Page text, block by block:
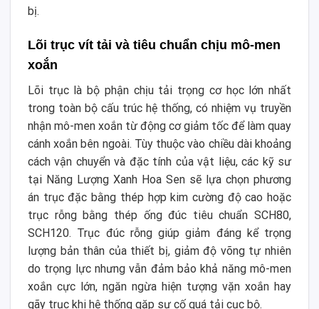
bị.
Lõi trục vít tải và tiêu chuẩn chịu mô-men
xoắn
Lõi trục là bộ phận chịu tải trọng cơ học lớn nhất
trong toàn bộ cấu trúc hệ thống, có nhiệm vụ truyền
nhận mô-men xoắn từ động cơ giảm tốc để làm quay
cánh xoắn bên ngoài. Tùy thuộc vào chiều dài khoảng
cách vận chuyển và đặc tính của vật liệu, các kỹ sư
tại Năng Lượng Xanh Hoa Sen sẽ lựa chọn phương
án trục đặc bằng thép hợp kim cường độ cao hoặc
trục rỗng bằng thép ống đúc tiêu chuẩn SCH80,
SCH120. Trục đúc rỗng giúp giảm đáng kể trọng
lượng bản thân của thiết bị, giảm độ võng tự nhiên
do trọng lực nhưng vẫn đảm bảo khả năng mô-men
xoắn cực lớn, ngăn ngừa hiện tượng vặn xoắn hay
gãy trục khi hệ thống gặp sự cố quá tải cục bộ.